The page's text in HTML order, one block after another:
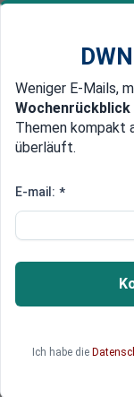
Newsticker
Edelmetalle
Einbruch der Euro-
Umfrage:
politische
Die Deutschen
Umfrage:
begeistert von
Weniger E-Mails,
Wochenrückblick
Themen kompakt
überläuft.
E-mail: *
Ich habe die